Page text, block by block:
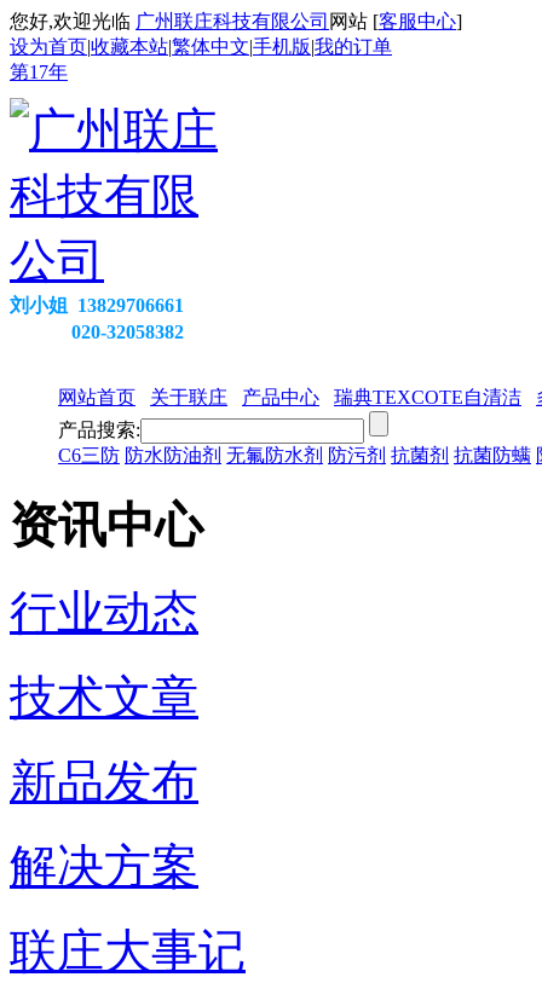
您好,欢迎光临 广州联庄科技有限公司 网站 [客服中心]
设为首页|收藏本站|繁体中文|手机版|我的订单
第17年
刘小姐 13829706661
020-32058382
网站首页 关于联庄 产品中心 瑞典TEXCOTE自清洁
产品搜索:
C6三防 防水防油剂 无氟防水剂 防污剂 抗菌剂 抗菌防螨
资讯中心
行业动态
技术文章
新品发布
解决方案
联庄大事记